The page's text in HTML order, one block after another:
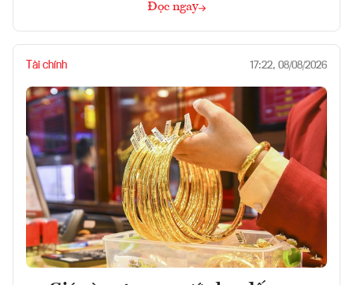
Đọc ngay
Tài chính 17:22, 08/08/2026